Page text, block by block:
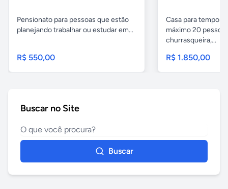
Pensionato para pessoas que estão
planejando trabalhar ou estudar em...
R$ 550,00
Casa para
máximo 20
churrasqueira,...
R$ 1.850,00
Buscar no Site
Buscar